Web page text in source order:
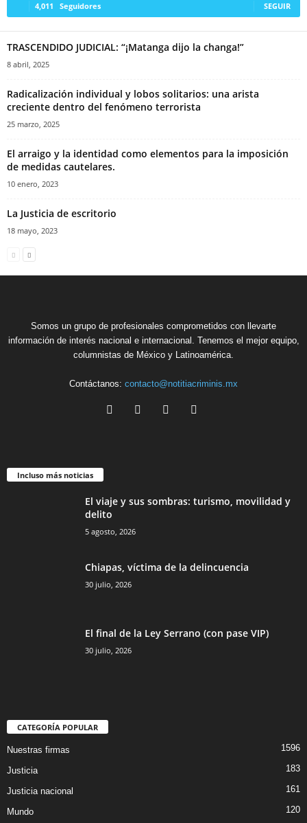
4,011 Seguidores SEGUIR
TRASCENDIDO JUDICIAL: “¡Matanga dijo la changa!”
8 abril, 2025
Radicalización individual y lobos solitarios: una arista
creciente dentro del fenómeno terrorista
25 marzo, 2025
El arraigo y la identidad como elementos para la imposición
de medidas cautelares.
10 enero, 2023
La Justicia de escritorio
18 mayo, 2023
Somos un grupo de profesionales comprometidos con llevarte
información de interés nacional e internacional. Tenemos el mejor equipo,
columnistas de México y Latinoamérica.
Contáctanos: contacto@notitiacriminis.mx
Incluso más noticias
El viaje y sus sombras: turismo, movilidad y
delito
5 agosto, 2026
Chiapas, víctima de la delincuencia
30 julio, 2026
El final de la Ley Serrano (con pase VIP)
30 julio, 2026
CATEGORÍA POPULAR
Nuestras firmas 1596
Justicia 183
Justicia nacional 161
Mundo 120